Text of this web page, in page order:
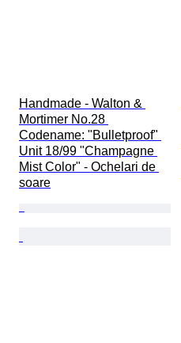
Handmade - Walton &
Mortimer No.28
Codename: "Bulletproof"
Unit 18/99 "Champagne
Mist Color" - Ochelari de
soare